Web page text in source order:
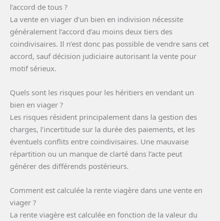
l’accord de tous ?
La vente en viager d’un bien en indivision nécessite
généralement l’accord d’au moins deux tiers des
coindivisaires. Il n’est donc pas possible de vendre sans cet
accord, sauf décision judiciaire autorisant la vente pour
motif sérieux.
Quels sont les risques pour les héritiers en vendant un
bien en viager ?
Les risques résident principalement dans la gestion des
charges, l’incertitude sur la durée des paiements, et les
éventuels conflits entre coindivisaires. Une mauvaise
répartition ou un manque de clarté dans l’acte peut
générer des différends postérieurs.
Comment est calculée la rente viagère dans une vente en
viager ?
La rente viagère est calculée en fonction de la valeur du